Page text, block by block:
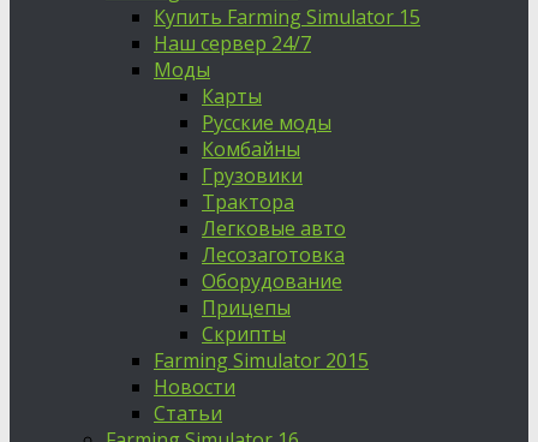
Купить Farming Simulator 15
Наш сервер 24/7
Моды
Карты
Русские моды
Комбайны
Грузовики
Трактора
Легковые авто
Лесозаготовка
Оборудование
Прицепы
Скрипты
Farming Simulator 2015
Новости
Статьи